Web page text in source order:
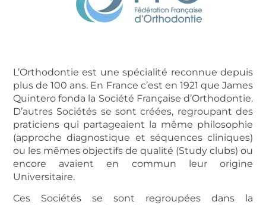
L’Orthodontie est une spécialité reconnue depuis
plus de 100 ans. En France c’est en 1921 que James
Quintero fonda la Société Française d’Orthodontie.
D’autres Sociétés se sont créées, regroupant des
praticiens qui partageaient la même philosophie
(approche diagnostique et séquences cliniques)
ou les mêmes objectifs de qualité (Study clubs) ou
encore avaient en commun leur origine
Universitaire.
Ces Sociétés se sont regroupées dans la